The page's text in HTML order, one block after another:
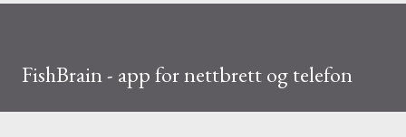
FishBrain - app for nettbrett og telefon